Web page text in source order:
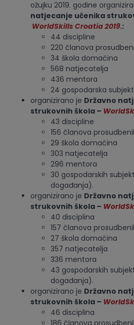
ožujku 2019. godine
natjecanje učenika
WorldSkills Croatia 2019.:
44 discipline
220 članova
34 škola domaćina
568 natjecatelja
436 mentora
24 gospodarska
organizirano je Državno
strukovnih škola –
43 discipline
156 članova
29 škola domaćina
303 natjecatelja
296 mentora
30 gospodarskih
događanja).
organizirano je Državno
strukovnih škola –
40 disciplina
157 članova
27 škola domaćina
357 natjecatelja
336 mentora
43 gospodarskih
događanja).
organizirano je Državno
strukovnih škola –
46 disciplina
186 članova